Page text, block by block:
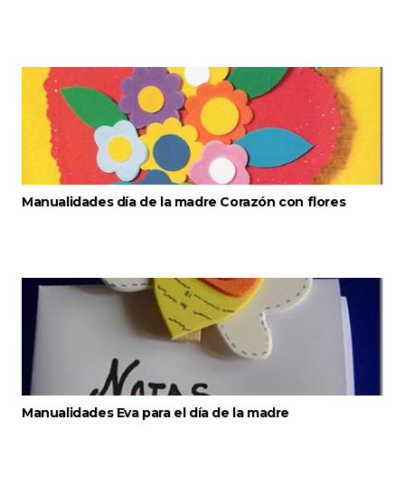
Manualidades día de la madre Corazón con flores
Manualidades Eva para el día de la madre